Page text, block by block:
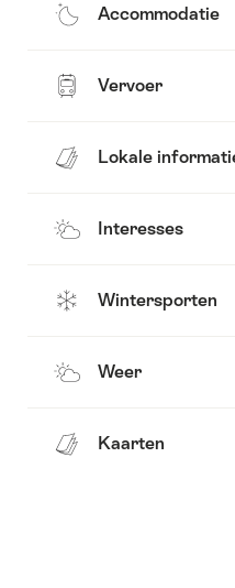
Accommodatie
Vervoer
Lokale
Interesses
Wintersporten
Weer
Kaarten